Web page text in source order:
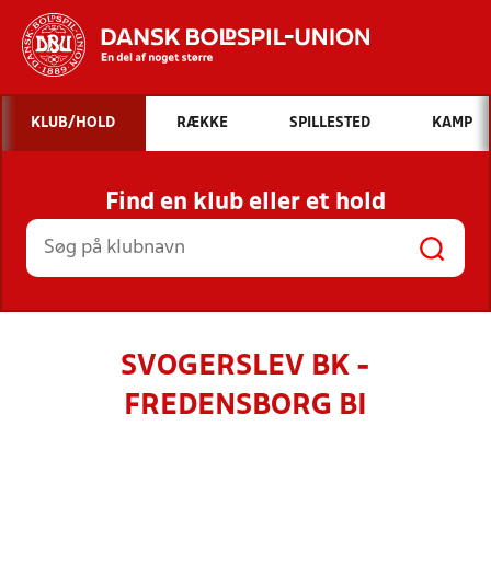
Hvad vil du søge efter?
INDHOLD OG NYHEDER
STILLINGER, RESULTATER, KLUBBER OG
HOLD
KLUB/HOLD RÆKKE SPILLESTED KAMP
Find en klub eller et hold
SVOGERSLEV BK -
FREDENSBORG BI